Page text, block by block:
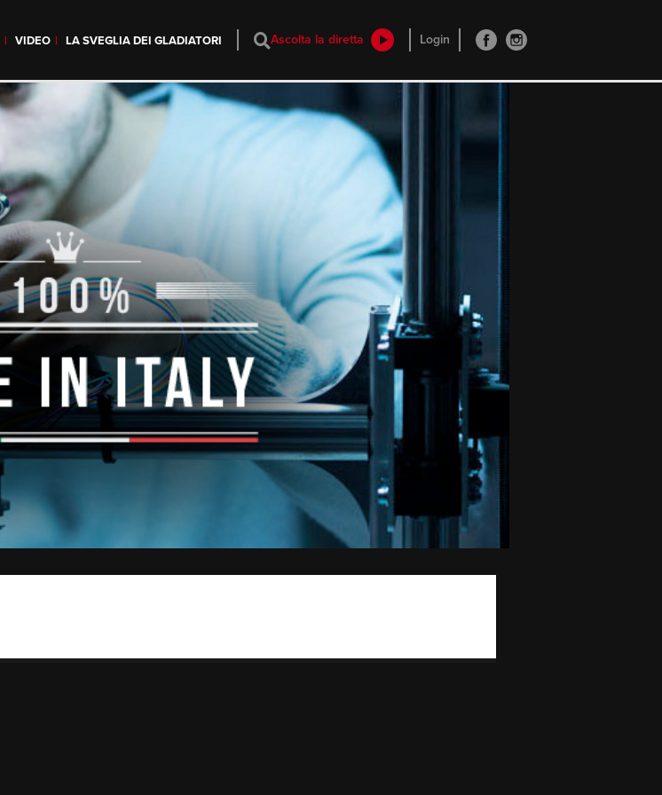
VIDEO LA SVEGLIA DEI GLADIATORI Ascolta la diretta Login